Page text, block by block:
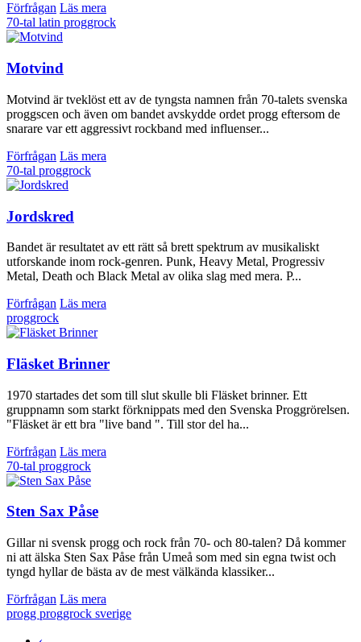
Förfrågan Läs mera
70-tal latin proggrock
Motvind
Motvind är tveklöst ett av de tyngsta namnen från 70-talets svenska
proggscen och även om bandet avskydde ordet progg eftersom de
snarare var ett aggressivt rockband med influenser...
Förfrågan Läs mera
70-tal proggrock
Jordskred
Bandet är resultatet av ett rätt så brett spektrum av musikaliskt
utforskande inom rock-genren. Punk, Heavy Metal, Progressiv
Metal, Death och Black Metal av olika slag med mera. P...
Förfrågan Läs mera
proggrock
Fläsket Brinner
1970 startades det som till slut skulle bli Fläsket brinner. Ett
gruppnamn som starkt förknippats med den Svenska Proggrörelsen.
"Fläsket är ett bra "live band ". Till stor del ha...
Förfrågan Läs mera
70-tal proggrock
Sten Sax Påse
Gillar ni svensk progg och rock från 70- och 80-talen? Då kommer
ni att älska Sten Sax Påse från Umeå som med sin egna twist och
tyngd hyllar de bästa av de mest välkända klassiker...
Förfrågan Läs mera
progg proggrock sverige